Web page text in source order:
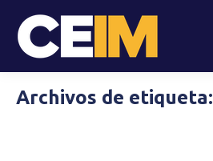
Archivos de etiqueta: